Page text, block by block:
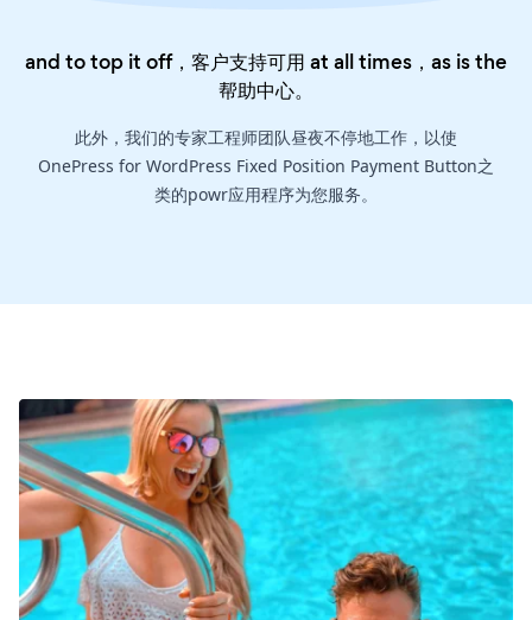
and to top it off，客户支持可用 at all times，as is the
帮助中心。
此外，我们的专家工程师团队昼夜不停地工作，以使
OnePress for WordPress Fixed Position Payment Button之
类的powr应用程序为您服务。